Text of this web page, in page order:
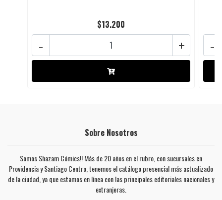
$13.200
+
- -
Sobre Nosotros
Somos Shazam Cómics!! Más de 20 años en el rubro, con sucursales en
Providencia y Santiago Centro, tenemos el catálogo presencial más actualizado
de la ciudad, ya que estamos en línea con las principales editoriales nacionales y
extranjeras.